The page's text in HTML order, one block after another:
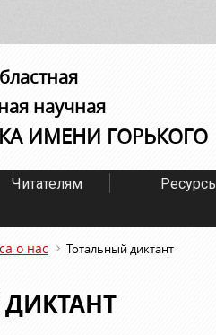
научная
ИМЕНИ ГОРЬКОГО
Читателям
о нас Тотальный диктант